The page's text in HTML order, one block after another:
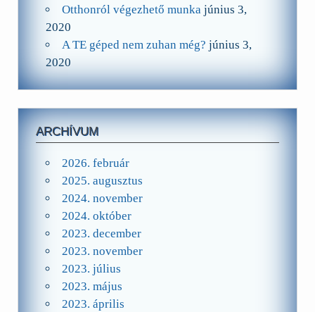
Otthonról végezhető munka június 3,
2020
A TE géped nem zuhan még? június 3,
2020
ARCHÍVUM
2026. február
2025. augusztus
2024. november
2024. október
2023. december
2023. november
2023. július
2023. május
2023. április